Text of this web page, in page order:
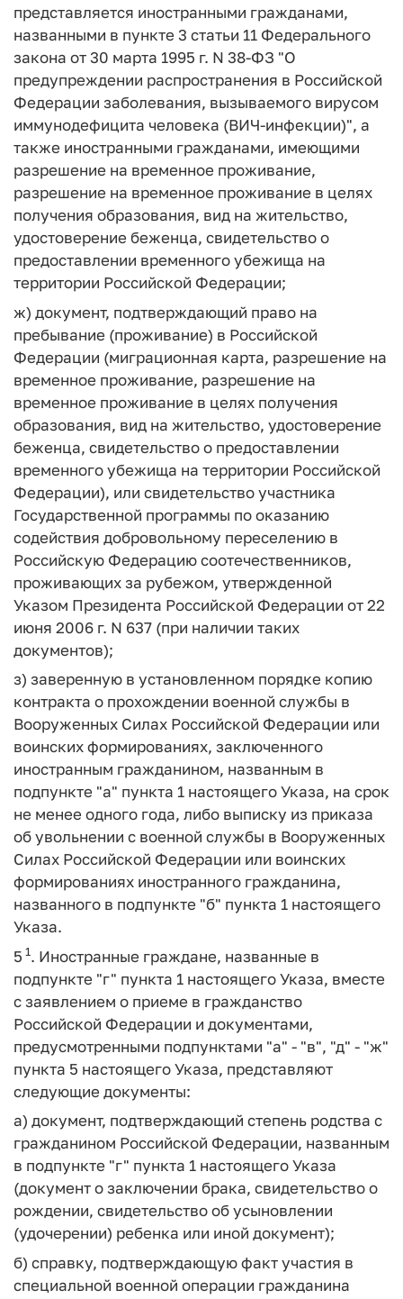
представляется иностранными гражданами,
названными в пункте 3 статьи 11 Федерального
закона от 30 марта 1995 г. N 38-ФЗ "О
предупреждении распространения в Российской
Федерации заболевания, вызываемого вирусом
иммунодефицита человека (ВИЧ-инфекции)", а
также иностранными гражданами, имеющими
разрешение на временное проживание,
разрешение на временное проживание в целях
получения образования, вид на жительство,
удостоверение беженца, свидетельство о
предоставлении временного убежища на
территории Российской Федерации;
ж) документ, подтверждающий право на
пребывание (проживание) в Российской
Федерации (миграционная карта, разрешение на
временное проживание, разрешение на
временное проживание в целях получения
образования, вид на жительство, удостоверение
беженца, свидетельство о предоставлении
временного убежища на территории Российской
Федерации), или свидетельство участника
Государственной программы по оказанию
содействия добровольному переселению в
Российскую Федерацию соотечественников,
проживающих за рубежом, утвержденной
Указом Президента Российской Федерации от 22
июня 2006 г. N 637 (при наличии таких
документов);
з) заверенную в установленном порядке копию
контракта о прохождении военной службы в
Вооруженных Силах Российской Федерации или
воинских формированиях, заключенного
иностранным гражданином, названным в
подпункте "а" пункта 1 настоящего Указа, на срок
не менее одного года, либо выписку из приказа
об увольнении с военной службы в Вооруженных
Силах Российской Федерации или воинских
формированиях иностранного гражданина,
названного в подпункте "б" пункта 1 настоящего
Указа.
5 1. Иностранные граждане, названные в
подпункте "г" пункта 1 настоящего Указа, вместе
с заявлением о приеме в гражданство
Российской Федерации и документами,
предусмотренными подпунктами "а" - "в", "д" - "ж"
пункта 5 настоящего Указа, представляют
следующие документы:
а) документ, подтверждающий степень родства с
гражданином Российской Федерации, названным
в подпункте "г" пункта 1 настоящего Указа
(документ о заключении брака, свидетельство о
рождении, свидетельство об усыновлении
(удочерении) ребенка или иной документ);
б) справку, подтверждающую факт участия в
специальной военной операции гражданина